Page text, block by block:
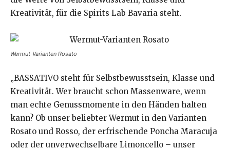
Kreativität, für die Spirits Lab Bavaria steht.
Wermut-Varianten Rosato
„BASSATIVO steht für Selbstbewusstsein, Klasse und
Kreativität. Wer braucht schon Massenware, wenn
man echte Genussmomente in den Händen halten
kann? Ob unser beliebter Wermut in den Varianten
Rosato und Rosso, der erfrischende Poncha Maracuja
oder der unverwechselbare Limoncello – unser